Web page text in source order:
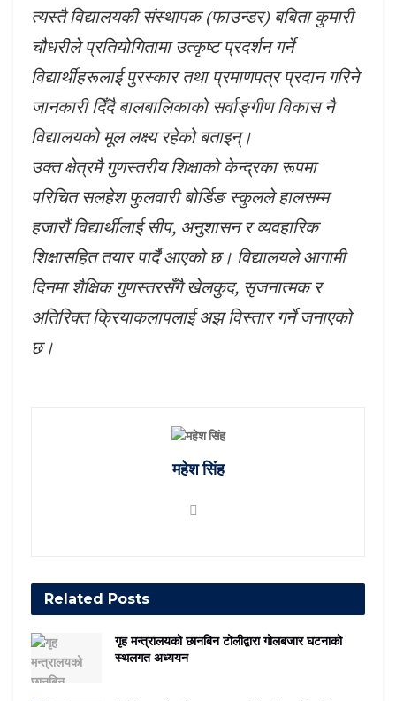
त्यस्तै विद्यालयकी संस्थापक (फाउन्डर) बबिता कुमारी
चौधरीले प्रतियोगितामा उत्कृष्ट प्रदर्शन गर्ने
विद्यार्थीहरूलाई पुरस्कार तथा प्रमाणपत्र प्रदान गरिने
जानकारी दिँदै बालबालिकाको सर्वाङ्गीण विकास नै
विद्यालयको मूल लक्ष्य रहेको बताइन्।
उक्त क्षेत्रमै गुणस्तरीय शिक्षाको केन्द्रका रूपमा
परिचित सलहेश फुलवारी बोर्डिङ स्कुलले हालसम्म
हजारौं विद्यार्थीलाई सीप, अनुशासन र व्यवहारिक
शिक्षासहित तयार पार्दै आएको छ। विद्यालयले आगामी
दिनमा शैक्षिक गुणस्तरसँगै खेलकुद, सृजनात्मक र
अतिरिक्त क्रियाकलापलाई अझ विस्तार गर्ने जनाएको
छ।
महेश सिंह
Related Posts
गृह मन्त्रालयको छानबिन टोलीद्वारा गोलबजार घटनाको
स्थलगत अध्ययन